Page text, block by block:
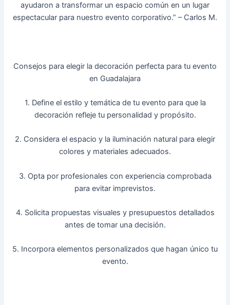
ayudaron a transformar un espacio común en un lugar
espectacular para nuestro evento corporativo.” – Carlos M.
Consejos para elegir la decoración perfecta para tu evento
en Guadalajara
1. Define el estilo y temática de tu evento para que la
decoración refleje tu personalidad y propósito.
2. Considera el espacio y la iluminación natural para elegir
colores y materiales adecuados.
3. Opta por profesionales con experiencia comprobada
para evitar imprevistos.
4. Solicita propuestas visuales y presupuestos detallados
antes de tomar una decisión.
5. Incorpora elementos personalizados que hagan único tu
evento.